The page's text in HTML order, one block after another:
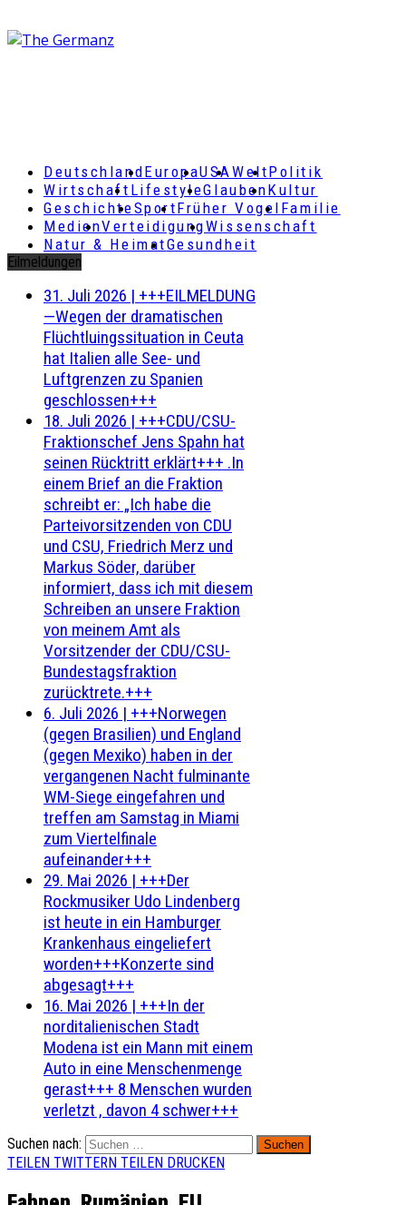
DeutschlandEuropaUSAWeltPolitik
Wirtschaft LifestyleGlaubenKultur
GeschichteSportFrüher Vogel Familie
MedienVerteidigungWissenschaft
Natur & HeimatGesundheit
Eilmeldungen
31. Juli 2026 | +++EILMELDUNG
—Wegen der dramatischen
Flüchtluingssituation in Ceuta
hat Italien alle See- und
Luftgrenzen zu Spanien
geschlossen+++
18. Juli 2026 | +++CDU/CSU-
Fraktionschef Jens Spahn hat
seinen Rücktritt erklärt+++ .In
einem Brief an die Fraktion
schreibt er: „Ich habe die
Parteivorsitzenden von CDU
und CSU, Friedrich Merz und
Markus Söder, darüber
informiert, dass ich mit diesem
Schreiben an unsere Fraktion
von meinem Amt als
Vorsitzender der CDU/CSU-
Bundestagsfraktion
zurücktrete.+++
6. Juli 2026 | +++Norwegen
(gegen Brasilien) und England
(gegen Mexiko) haben in der
vergangenen Nacht fulminante
WM-Siege eingefahren und
treffen am Samstag in Miami
zum Viertelfinale
aufeinander+++
29. Mai 2026 | +++Der
Rockmusiker Udo Lindenberg
ist heute in ein Hamburger
Krankenhaus eingeliefert
worden+++Konzerte sind
abgesagt+++
16. Mai 2026 | +++In der
norditalienischen Stadt
Modena ist ein Mann mit einem
Auto in eine Menschenmenge
gerast+++ 8 Menschen wurden
verletzt , davon 4 schwer+++
Suchen nach:
TEILEN TWITTERN TEILEN DRUCKEN